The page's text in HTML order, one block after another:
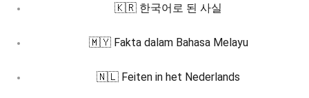
🇰🇷 한국어로 된 사실
🇲🇾 Fakta dalam Bahasa Melayu
🇳🇱 Feiten in het Nederlands